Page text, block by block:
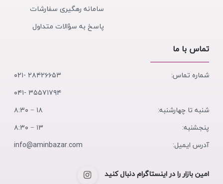
سامانه رهگیری سفارشات
پاسخ به سؤالات متداول
تماس با ما
شماره تماس:
۲۸۴۲۶۶۵۳ -۰۲۱
۳۵۵۷۱۷۹۴ -۰۴۱
شنبه تا چهارشنبه:
۱۸ − ۸:۳۰
پنجشنبه:
۱۳ − ۸:۳۰
آدرس ایمیل:
info@aminbazar.com
امین بازار را در اینستاگرام دنبال کنید